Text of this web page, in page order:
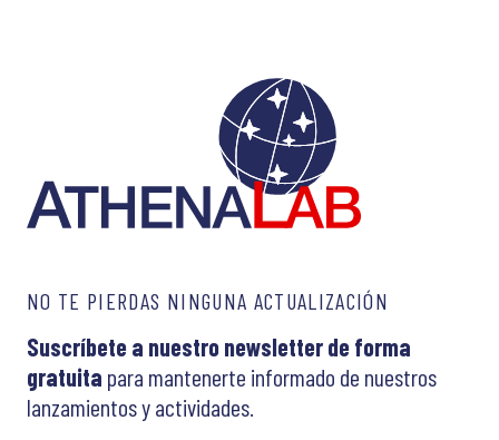
NO TE PIERDAS NINGUNA ACTUALIZACIÓN
Suscríbete a nuestro newsletter de forma
gratuita para mantenerte informado de nuestros
lanzamientos y actividades.